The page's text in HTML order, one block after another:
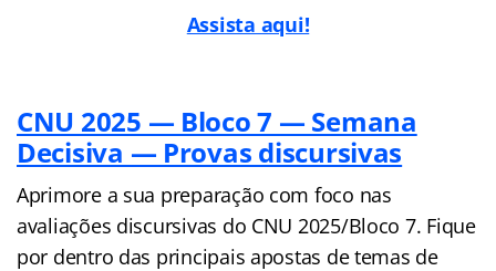
Assista aqui!
CNU 2025 — Bloco 7 — Semana
Decisiva — Provas discursivas
Aprimore a sua preparação com foco nas
avaliações discursivas do CNU 2025/Bloco 7. Fique
por dentro das principais apostas de temas de